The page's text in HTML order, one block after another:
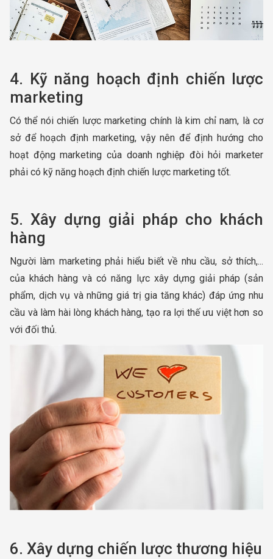
4. Kỹ năng hoạch định chiến lược
marketing
Có thể nói chiến lược marketing chính là kim chỉ nam, là cơ
sở để hoạch định marketing, vậy nên để định hướng cho
hoạt động marketing của doanh nghiệp đòi hỏi marketer
phải có kỹ năng hoạch định chiến lược marketing tốt.
5. Xây dựng giải pháp cho khách
hàng
Người làm marketing phải hiểu biết về nhu cầu, sở thích,...
của khách hàng và có năng lực xây dựng giải pháp (sản
phẩm, dịch vụ và những giá trị gia tăng khác) đáp ứng nhu
cầu và làm hài lòng khách hàng, tạo ra lợi thế ưu việt hơn so
với đối thủ.
6. Xây dựng chiến lược thương hiệu